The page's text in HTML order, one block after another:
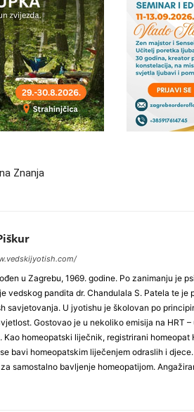
Znanja
u Zagrebu, 1969. godine. Po zanimanju je
vedskog pandita dr. Chandulala S. Patela te
savjetovanja. U jyotishu je školovan po
Gostovao je u nekoliko emisija na HRT
Kao homeopatski liječnik, registrirani
bavi homeopatskim liječenjem odraslih i
samostalno bavljenje homeopatijom.